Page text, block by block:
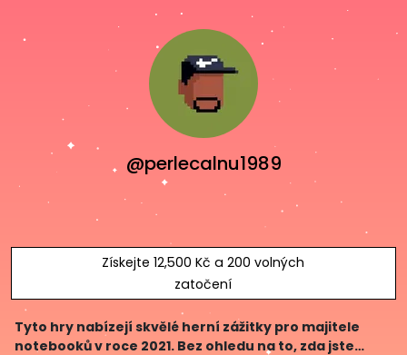
@perlecalnu1989
Získejte 12,500 Kč a 200 volných
zatočení
Tyto hry nabízejí skvělé herní zážitky pro majitele
notebooků v roce 2021. Bez ohledu na to, zda jste